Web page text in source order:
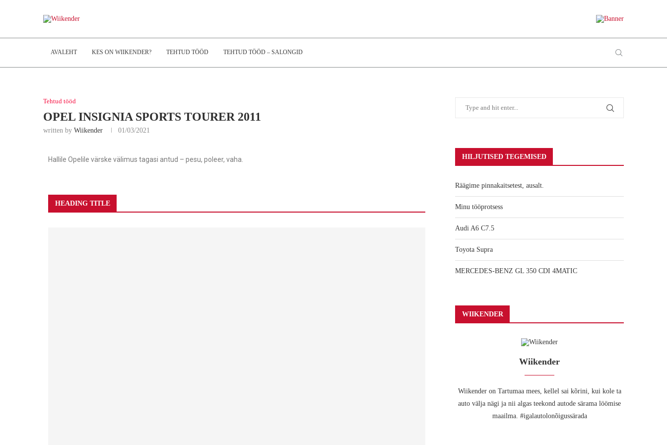
AVALEHT KES ON WIIKENDER? TEHTUD TÖÖD TEHTUD TÖÖD – SALONGID
Tehtud tööd
OPEL INSIGNIA SPORTS TOURER 2011
written by Wiikender 01/03/2021
Hallile Opelile värske välimus tagasi antud – pesu, poleer, vaha.
HEADING TITLE
HILJUTISED TEGEMISED
Räägime pinnakaitsetest, ausalt.
Minu tööprotsess
Audi A6 C7.5
Toyota Supra
MERCEDES-BENZ GL 350 CDI 4MATIC
WIIKENDER
Wiikender
Wiikender on Tartumaa mees, kellel sai kõrini, kui kole ta
auto välja nägi ja nii algas teekond autode särama löömise
maailma. #igalautolonõigussärada